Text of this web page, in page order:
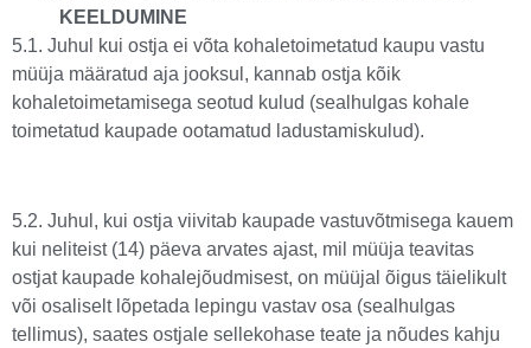
KEELDUMINE
5.1. Juhul kui ostja ei võta kohaletoimetatud kaupu vastu
müüja määratud aja jooksul, kannab ostja kõik
kohaletoimetamisega seotud kulud (sealhulgas kohale
toimetatud kaupade ootamatud ladustamiskulud).
5.2. Juhul, kui ostja viivitab kaupade vastuvõtmisega kauem
kui neliteist (14) päeva arvates ajast, mil müüja teavitas
ostjat kaupade kohalejõudmisest, on müüjal õigus täielikult
või osaliselt lõpetada lepingu vastav osa (sealhulgas
tellimus), saates ostjale sellekohase teate ja nõudes kahju